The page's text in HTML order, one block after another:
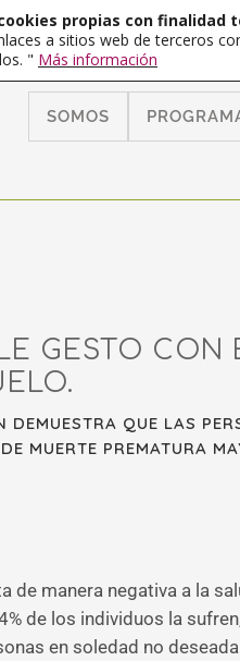
SOMOS
GESTO CON
DEMUESTRA QUE LAS
MUERTE PREMATURA
de manera negativa a la
de los individuos la
en soledad no
propias con finalidad
a sitios web de terceros
" Más información